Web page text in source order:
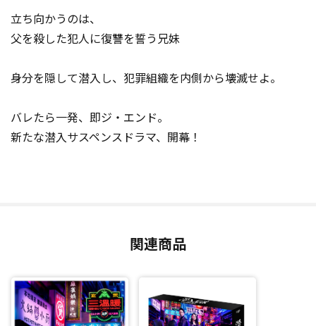
立ち向かうのは、
父を殺した犯人に復讐を誓う兄妹
身分を隠して潜入し、犯罪組織を内側から壊滅せよ。
バレたら一発、即ジ・エンド。
新たな潜入サスペンスドラマ、開幕！
関連商品